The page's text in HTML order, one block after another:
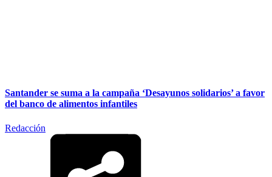
Santander se suma a la campaña ‘Desayunos solidarios’ a favor
del banco de alimentos infantiles
Redacción